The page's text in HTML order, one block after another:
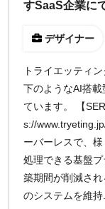
副業OK
スタート
土日週末
稼働時間
すSaaS企業に
デザイナー
トライエッティ
下のようなAI搭
ています。 【
s://
ーバーレスで、
処理できる基盤
築期間が削減さ
のシステムを維持...